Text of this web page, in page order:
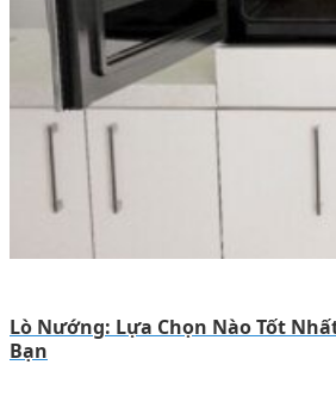
Lò Nướng: Lựa Chọn Nào Tốt
Bạn